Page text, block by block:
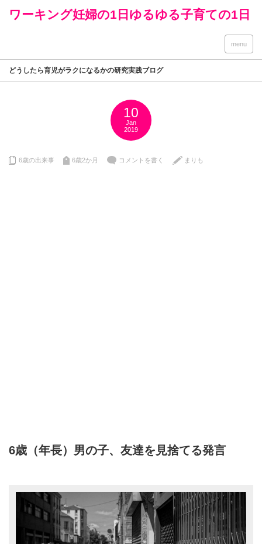
ワーキング妊婦の1日ゆるゆる子育ての1日
menu
どうしたら育児がラクになるかの研究実践ブログ
10
Jan
2019
6歳の出来事 6歳2か月 コメントを書く まりも
6歳（年長）男の子、友達を見捨てる発言